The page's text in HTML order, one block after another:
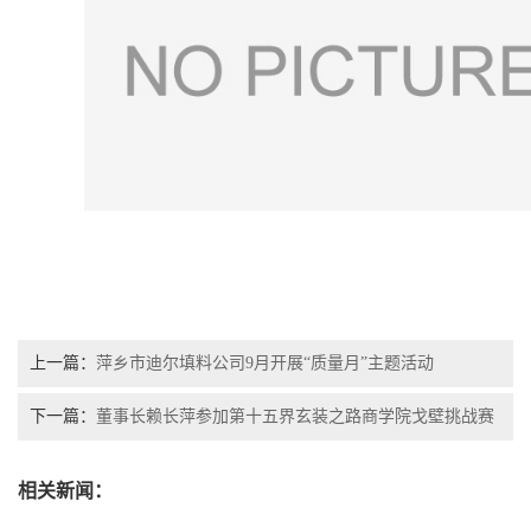
上一篇： 萍乡市迪尔填料公司9月开展“质量月”主题活动
下一篇： 董事长赖长萍参加第十五界玄装之路商学院戈壁挑战赛
相关新闻：